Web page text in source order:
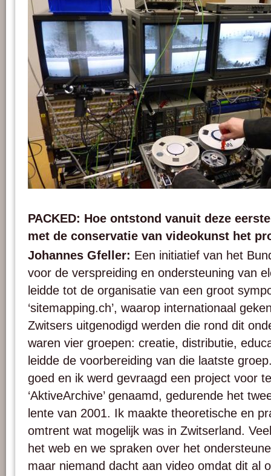
PACKED: Hoe ontstond vanuit deze
met de conservatie van videokunst het
Johannes Gfeller: Een initiatief van het
voor de verspreiding en ondersteuning van
leidde tot de organisatie van een groot
‘sitemapping.ch’, waarop internationaal
Zwitsers uitgenodigd werden die rond dit
waren vier groepen: creatie, distributie,
leidde de voorbereiding van die laatste
goed en ik werd gevraagd een project voor
‘AktiveArchive’ genaamd, gedurende het
lente van 2001. Ik maakte theoretische en
omtrent wat mogelijk was in Zwitserland.
het web en we spraken over het
maar niemand dacht aan video omdat dit al